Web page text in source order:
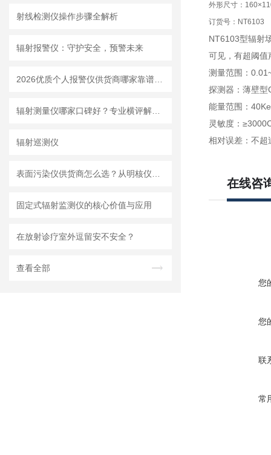
射线检测仪操作步骤全解析
辐射报警仪：守护安全，预警未来
辐射巡测仪
固定式辐射监测仪的核心价值与应用
在放射诊疗室外逗留安不安全？
查看全部
外形尺寸：
订货号：NT6103
NT6103型辐射
可见，有超阈值
测量范围：
探测器：薄壁型
能量范围：
灵敏度： ≥
相对误差：不超
在线咨
您
您
联
常